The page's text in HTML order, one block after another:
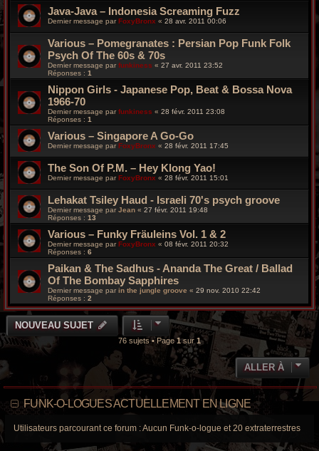
Java-Java – Indonesia Screaming Fuzz
Dernier message parFoxyBronx « 28 avr. 2011 00:06
Various – Pomegranates : Persian Pop Funk Folk
Psych Of The 60s & 70s
Dernier message par funkiness « 27 avr. 2011 23:52
Réponses : 1
Nippon Girls - Japanese Pop, Beat & Bossa Nova
1966-70
Dernier message par funkiness « 28 févr. 2011 23:08
Réponses : 1
Various – Singapore A Go-Go
Dernier message par FoxyBronx « 28 févr. 2011 17:45
The Son Of P.M. – Hey Klong Yao!
Dernier message parFoxyBronx « 28 févr. 2011 15:01
Lehakat Tsiley Haud - Israeli 70's psych groove
Dernier message par Jean « 27 févr. 2011 19:48
Réponses : 13
Various – Funky Fräuleins Vol. 1 & 2
Dernier message parFoxyBronx « 08 févr. 2011 20:32
Réponses : 6
Paikan & The Sadhus - Ananda The Great / Ballad
Of The Bombay Sapphires
Dernier message par in the jungle groove « 29 nov. 2010 22:42
Réponses : 2
NOUVEAU SUJET
76 sujets • Page1sur 1
ALLER À
FUNK-O-LOGUES ACTUELLEMENT EN LIGNE
Utilisateurs parcourant ce forum : Aucun Funk-o-logue et 20 extraterrestres